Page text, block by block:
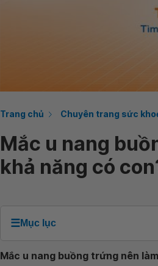
Trang chủ Chuyên trang sức
Mắc u nang
khả năng có
☰Mục lục
Mắc u nang buồng trứng nên